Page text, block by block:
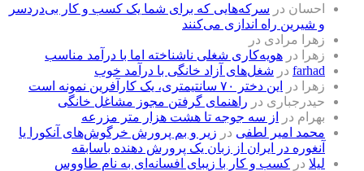
احسان در سرکه‌هایی که برای شما یک کسب و کار بی‌دردسر
و شیرین راه اندازی می‌کنند
زهرا مرادی در
زهرا
در هویه‌کاری شغلی ناشناخته اما با درآمد مناسب
farhad در شغل‌های آزاد خانگی با درآمد خوب
زهرا
در
این دختر ۷۰ سانتیمتری، یک کارآفرین نمونه است
حیدرجباری در راهنمای گرفتن مجوز مشاغل خانگی
بهرام در
از سه جوجه تا هشت هزار متر مزرعه
محمد امیر لطفی در زیر و بم پرورش خرگوش‌های آنکورا یا
آنغوره در ایران از زبان یک پرورش دهنده باسابقه
لیلا در کسب و کار با زیبای افسانه‌ای به نام طاووس